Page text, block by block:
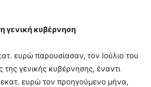
γενική κυβέρνηση
ευρώ παρουσίασαν, τον Ιούλιο του
της γενικής κυβέρνησης, έναντι
ευρώ τον προηγούμενο μήνα,